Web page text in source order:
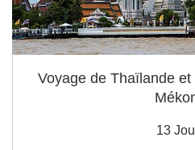
Voyage de Thaïlande
13